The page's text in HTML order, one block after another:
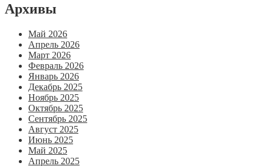
Архивы
Май 2026
Апрель 2026
Март 2026
Февраль 2026
Январь 2026
Декабрь 2025
Ноябрь 2025
Октябрь 2025
Сентябрь 2025
Август 2025
Июнь 2025
Май 2025
Апрель 2025